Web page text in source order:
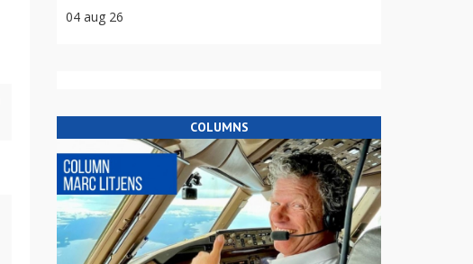
04 aug 26
COLUMNS